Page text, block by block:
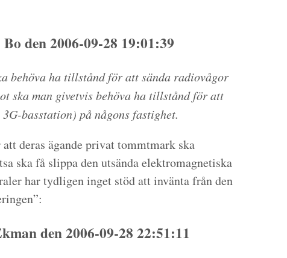
den 2006-09-28 19:01:39
behöva ha tillstånd för att sända radiovågor
ska man givetvis behöva ha tillstånd för att
basstation) på någons fastighet.
deras ägande privat tommtmark ska
ska få slippa den utsända elektromagnetiska
har tydligen inget stöd att invänta från den
den 2006-09-28 22:51:11